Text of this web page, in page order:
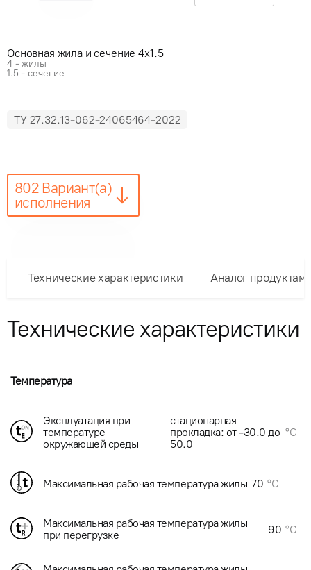
Основная жила и сечение 4x1.5
4 - жилы
1.5 - сечение
ТУ 27.32.13-062-24065464-2022
802 Вариант(а)
исполнения
Технические характеристики Аналог
Технические характеристики
Температура
Эксплуатация при
температуре
окружающей среды
стационарная
прокладка: от -30.0 до
50.0
°C
Максимальная рабочая температура жилы 70 °C
Максимальная рабочая температура жилы
при перегрузке
90 °C